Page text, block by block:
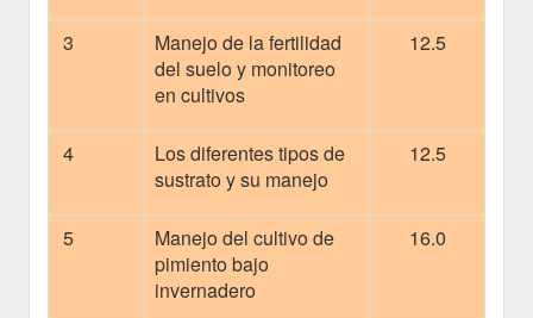
3
Manejo de la fertilidad
del suelo y monitoreo
en cultivos
12.5
4
Los diferentes tipos de
sustrato y su manejo
12.5
5
Manejo del cultivo de
pimiento bajo
invernadero
16.0